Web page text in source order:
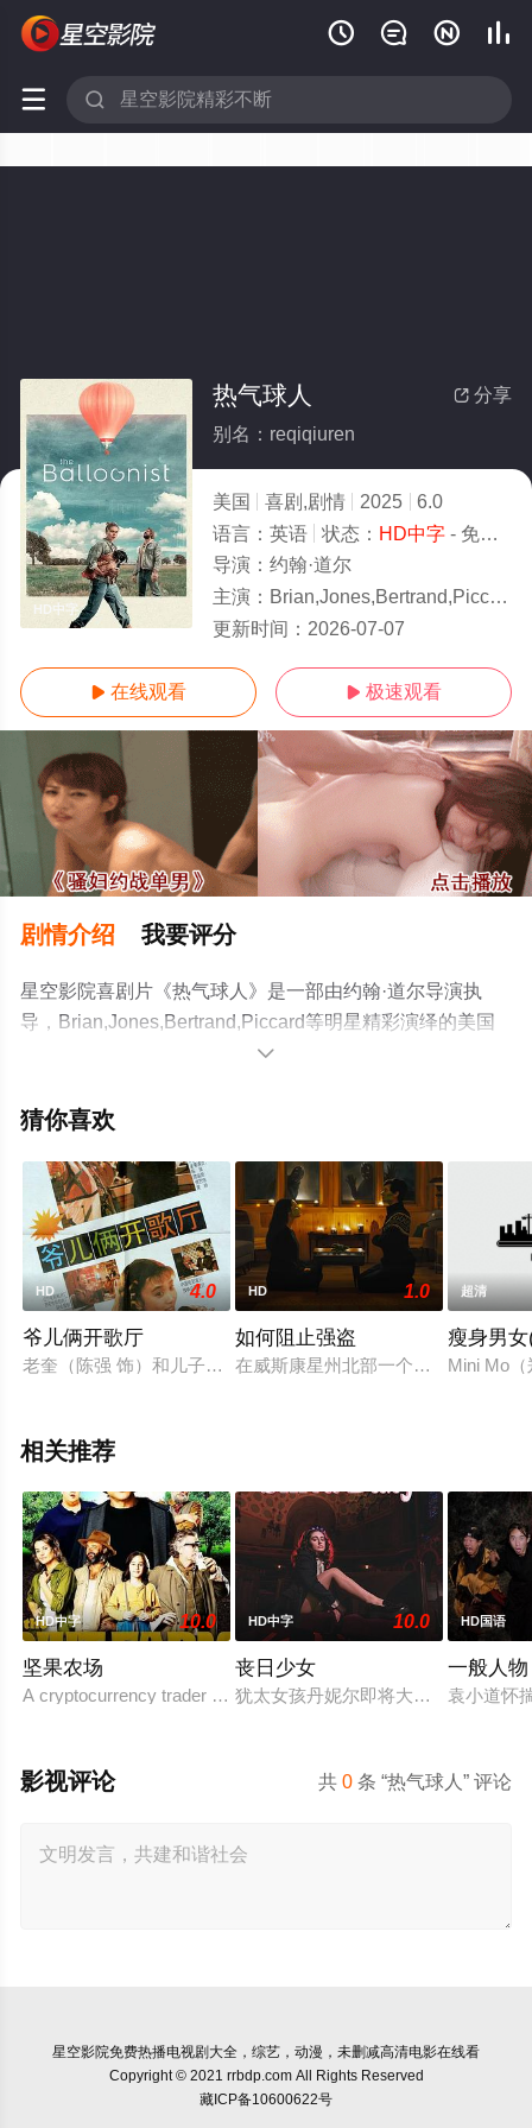
   
 
HD中字
 分享
热气球人
别名：reqiqiuren
美国 喜剧,剧情 2025
6.0
语言： 英语 状态： HD中字- 免费在线观看
导演： 约翰·道尔
主演： Brian,Jones,Bertrand,Piccard
更新时间： 2026-07-07
 在线观看  极速观看
剧情介绍 我要评分
星空影院喜剧片《热气球人》是一部由约翰·道尔导演执
导，Brian,Jones,Bertrand,Piccard等明星精彩演绎的美国
电影，手机免费观看高清无删减完整版电影大全就上星空
网等平台了解。

猜你喜欢
HD 4.0
爷儿俩开歌厅
老奎（陈强 饰）和儿子二子（陈佩斯 饰）在深圳闯荡一番后，
HD 1.0
如何阻止强盗
在威斯康星州北部一个荒凉的小镇上
超清
瘦身男
Mini Mo
相关推荐
HD中字 10.0
坚果农场
A cryptocurrency trader from San Francisco takes over his
HD中字 10.0
丧日少女
犹太女孩丹妮尔即将大学毕业，却对
HD国语
一般人物
袁小道怀
共0 条 “热气球人” 评论
影视评论
星空影院免费热播电视剧大全，综艺，动漫，未删减高清电影在线看
Copyright © 2021 rrbdp.com All Rights Reserved
藏ICP备10600622号